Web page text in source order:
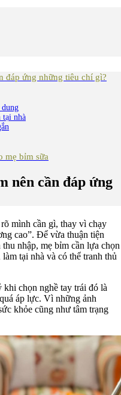
đáp ứng những tiêu chí gì?
tại nhà
mẹ bỉm sữa
nên cần đáp ứng
mình cần gì, thay vì chạy
cao”. Để vừa thuận tiện
nhập, mẹ bỉm cần lựa chọn
tại nhà và có thể tranh thủ
chọn nghề tay trái đó là
áp lực. Vì những ảnh
khỏe cũng như tâm trạng